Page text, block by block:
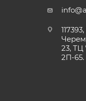
23, ТЦ
2П-65.